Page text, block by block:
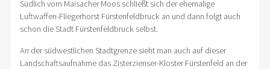
Südlich vom Maisacher Moos schließt sich der ehemalige
Luftwaffen-Fliegerhorst Fürstenfeldbruck an und dann folgt auch
schon die Stadt Fürstenfeldbruck selbst.
An der südwestlichen Stadtgrenze sieht man auch auf dieser
Landschaftsaufnahme das Zisterzienser-Kloster Fürstenfeld an der